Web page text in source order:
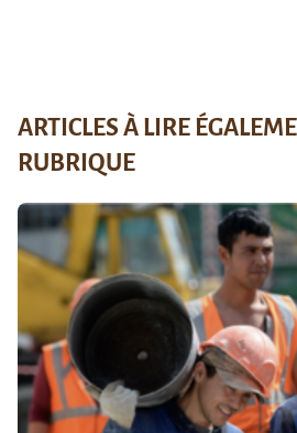
ARTICLES À LIRE
RUBRIQUE